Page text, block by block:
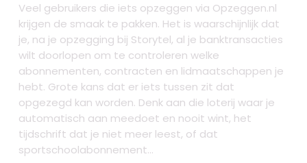
Veel gebruikers die iets opzeggen via Opzeggen.nl
krijgen de smaak te pakken. Het is waarschijnlijk dat
je, na je opzegging bij Storytel, al je banktransacties
wilt doorlopen om te controleren welke
abonnementen, contracten en lidmaatschappen je
hebt. Grote kans dat er iets tussen zit dat
opgezegd kan worden. Denk aan die loterij waar je
automatisch aan meedoet en nooit wint, het
tijdschrift dat je niet meer leest, of dat
sportschoolabonnement...